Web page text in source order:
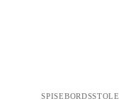
SPISEBORDSSTOLE